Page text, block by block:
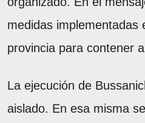
medidas implementadas
provincia para contener
La ejecución de
aislado. En esa misma